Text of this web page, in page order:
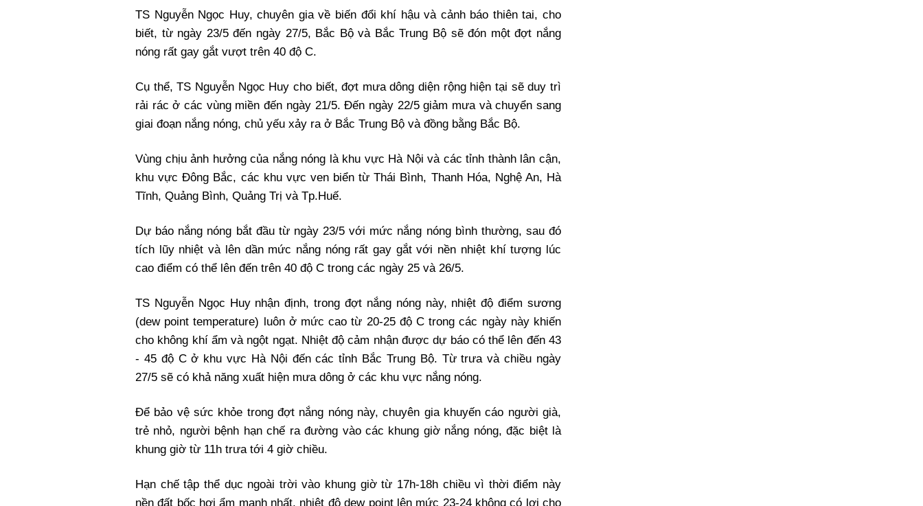
TS Nguyễn Ngọc Huy, chuyên gia về biến đổi khí hậu và cảnh báo thiên tai, cho
biết, từ ngày 23/5 đến ngày 27/5, Bắc Bộ và Bắc Trung Bộ sẽ đón một đợt nắng
nóng rất gay gắt vượt trên 40 độ C.
Cụ thể, TS Nguyễn Ngọc Huy cho biết, đợt mưa dông diện rộng hiện tại sẽ duy trì
rải rác ở các vùng miền đến ngày 21/5. Đến ngày 22/5 giảm mưa và chuyển sang
giai đoạn nắng nóng, chủ yếu xảy ra ở Bắc Trung Bộ và đồng bằng Bắc Bộ.
Vùng chịu ảnh hưởng của nắng nóng là khu vực Hà Nội và các tỉnh thành lân cận,
khu vực Đông Bắc, các khu vực ven biển từ Thái Bình, Thanh Hóa, Nghệ An, Hà
Tĩnh, Quảng Bình, Quảng Trị và Tp.Huế.
Dự báo nắng nóng bắt đầu từ ngày 23/5 với mức nắng nóng bình thường, sau đó
tích lũy nhiệt và lên dần mức nắng nóng rất gay gắt với nền nhiệt khí tượng lúc
cao điểm có thể lên đến trên 40 độ C trong các ngày 25 và 26/5.
TS Nguyễn Ngọc Huy nhận định, trong đợt nắng nóng này, nhiệt độ điểm sương
(dew point temperature) luôn ở mức cao từ 20-25 độ C trong các ngày này khiến
cho không khí ẩm và ngột ngạt. Nhiệt độ cảm nhận được dự báo có thể lên đến 43
- 45 độ C ở khu vực Hà Nội đến các tỉnh Bắc Trung Bộ. Từ trưa và chiều ngày
27/5 sẽ có khả năng xuất hiện mưa dông ở các khu vực nắng nóng.
Để bảo vệ sức khỏe trong đợt nắng nóng này, chuyên gia khuyến cáo người già,
trẻ nhỏ, người bệnh hạn chế ra đường vào các khung giờ nắng nóng, đặc biệt là
khung giờ từ 11h trưa tới 4 giờ chiều.
Hạn chế tập thể dục ngoài trời vào khung giờ từ 17h-18h chiều vì thời điểm này
nền đất bốc hơi ẩm mạnh nhất, nhiệt độ dew point lên mức 23-24 không có lợi cho